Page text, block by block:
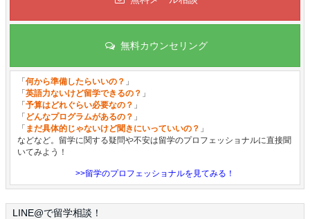
無料カウンセリング
「何から準備したらいいの？ 」
「英語力ないけど留学できるの？ 」
「予算はどれぐらい必要なの？ 」
「 どんなプログラムがあるの？ 」
「 まだ具体的じゃないけど聞きにいっていいの？ 」
などなど。留学に関する疑問や不安は留学のプロフェッショナルに直接聞
いてみよう！
>>留学のプロフェッショナルを見てみる！
LINE@で留学相談！